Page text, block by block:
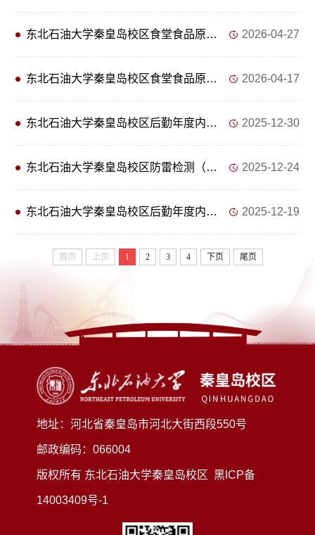
2026-04-27
东北石油大学秦皇岛校区食堂食品原材料采购包2(鲜肉、鸡蛋、面条类)废标公告
2026-04-17
东北石油大学秦皇岛校区食堂食品原材料采购招标公告
2025-12-30
东北石油大学秦皇岛校区后勤年度内日常维修材料采购 成交结果公告
2025-12-24
东北石油大学秦皇岛校区防雷检测（二次） 成交公告
2025-12-19
东北石油大学秦皇岛校区后勤年度内日常维修材料采购竞争性谈判公告
首页 上页 1 2 3 4 下页 尾页
地址：河北省秦皇岛市河北大街西段550号
邮政编码：066004
版权所有 东北石油大学秦皇岛校区 黑ICP备
14003409号-1